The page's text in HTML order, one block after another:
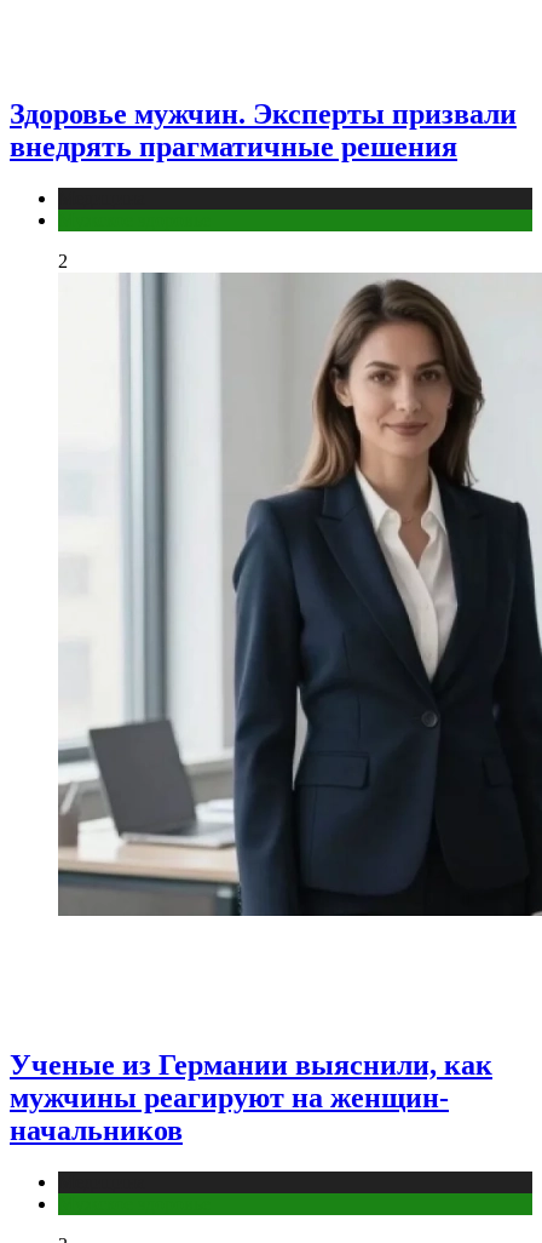
Здоровье мужчин. Эксперты призвали
внедрять прагматичные решения
2
Ученые из Германии выяснили, как
мужчины реагируют на женщин-
начальников